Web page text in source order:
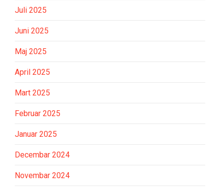
Juli 2025
Juni 2025
Maj 2025
April 2025
Mart 2025
Februar 2025
Januar 2025
Decembar 2024
Novembar 2024